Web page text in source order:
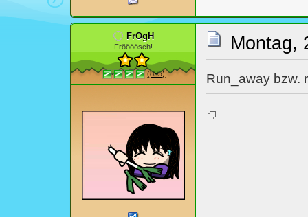
FrOgH
Fröööösch!
(895)
Montag,
Run_away bzw.